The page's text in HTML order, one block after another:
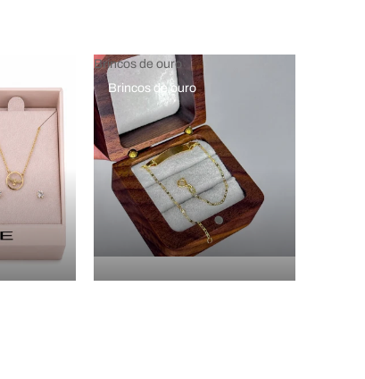
Brincos de ouro
Brincos de ouro